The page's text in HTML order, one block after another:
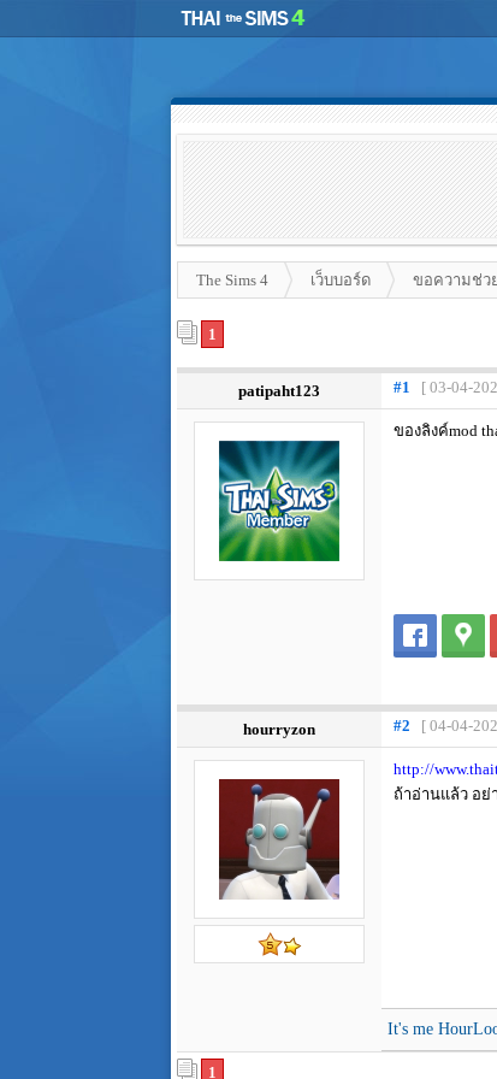
The Sims 4 เว็บบอร์ด ขอความช่ว
1
patipaht123 #1 [ 03-04-
ของลิงค์mod
hourryzon #2 [ 04-04-
http://
ถ้าอ่านแล้ว อย่
It's me
1